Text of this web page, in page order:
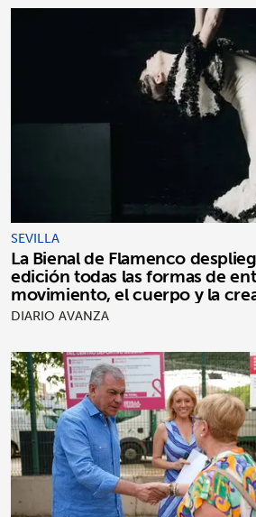
SEVILLA
La Bienal de Flamenco
edición todas las formas de
movimiento, el cuerpo y la
DIARIO AVANZA